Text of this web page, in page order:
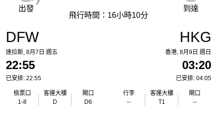
DFW
達拉斯, 8月7日 週五
22:55
已安排: 22:55
檢票口
1-8
客運大樓
D
閘口
D6
出發
飛行時間：16小時10分
到達
HKG
香港, 8月9日 週日
03:20
已安排: 04:05
行李
--
客運大樓
T1
閘口
--